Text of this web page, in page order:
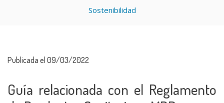
Sostenibilidad
Publicada el 09/03/2022
Guía relacionada con el Reglamento